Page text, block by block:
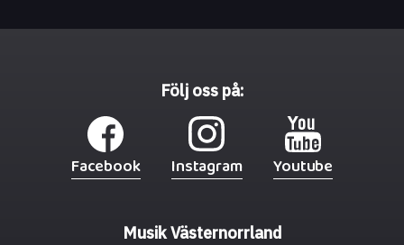
Musik Västernorrland
Följ oss på:
Facebook Instagram Youtube